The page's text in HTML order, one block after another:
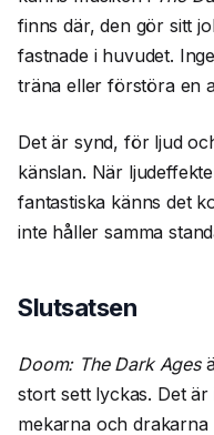
finns där, den gör sitt
fastnade i huvudet.
träna eller förstöra en
Det är synd, för ljud
känslan. När
fantastiska känns det
inte håller samma
Slutsatsen
Doom: The Dark Ages
stort sett lyckas. Det
mekarna och